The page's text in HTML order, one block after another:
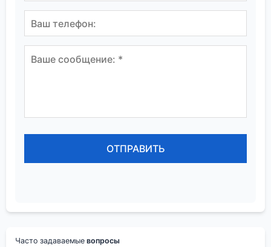
Часто задаваемые вопросы